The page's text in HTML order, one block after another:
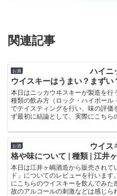
関連記事
お酒
ハイニ
ウイスキーはうまい？まず
本日はニッカウヰスキーが製造を
種類の飲み方（ロック・ハイボール
でテイスティングを行い、味の評価
ず最初に結論として、実際にこちら
お酒
ウイ
格や味について | 種類 | 江井
本日は江井ヶ嶋酒造から販売され
ド」についてのレビューを行いま
にこちらのウイスキーを飲んでみた
故のアルコールの刺激などは感じら